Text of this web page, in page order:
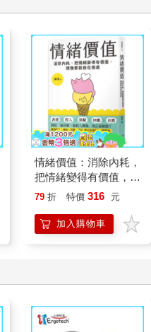
情緒價值：消除內耗，
把情緒變得有價值，跟
誰都能自在相處
79 折 特價 316 元
加入購物車